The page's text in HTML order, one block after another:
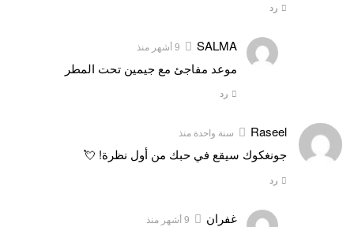
رد
SALMA 9 أشهر منذ
موعد مفاجئ مع جيمين تحت المطر
رد
Raseel سنة واحدة منذ
جونغكوك سيقع في حبك من أول نظرة! 💘
رد
غفران 9 أشهر منذ